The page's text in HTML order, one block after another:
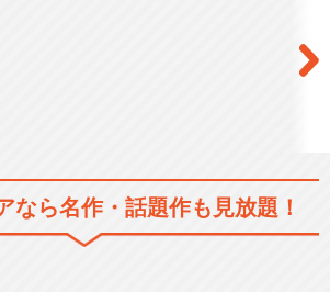
なら名作・話題作も見放題！